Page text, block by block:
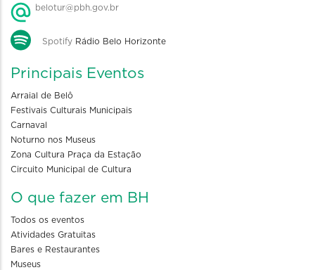
belotur@pbh.gov.br
Spotify Rádio Belo Horizonte
Principais Eventos
Arraial de Belô
Festivais Culturais Municipais
Carnaval
Noturno nos Museus
Zona Cultura Praça da Estação
Circuito Municipal de Cultura
O que fazer em BH
Todos os eventos
Atividades Gratuitas
Bares e Restaurantes
Museus